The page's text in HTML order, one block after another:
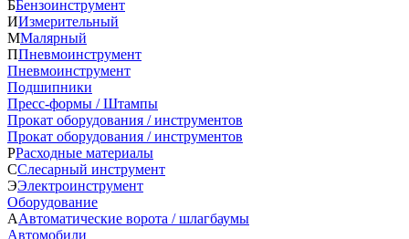
ББензоинструмент
ИИзмерительный
ММалярный
ППневмоинструмент
Пневмоинструмент
Подшипники
Пресс-формы / Штампы
Прокат оборудования / инструментов
Прокат оборудования / инструментов
РРасходные материалы
ССлесарный инструмент
ЭЭлектроинструмент
Оборудование
ААвтоматические ворота / шлагбаумы
Автомобили